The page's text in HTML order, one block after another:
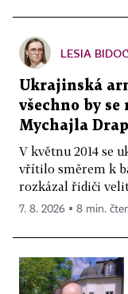
LESIA
Ukrajinská
všechno by
Mychajla
V květnu 2014 se
vřítilo směrem k
rozkázal řidiči
7. 8. 2026 ▪ 8 min.